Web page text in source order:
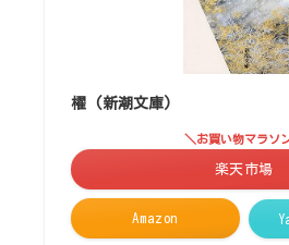
櫂 (新潮文庫)
Amazon
＼お買い物マラソ
楽天市場